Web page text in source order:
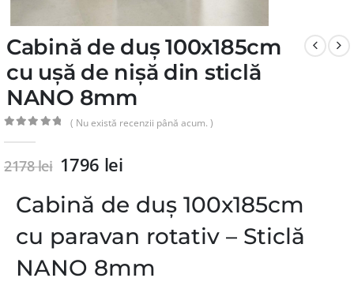
Cabină de duș 100x185cm
cu ușă de nișă din sticlă
NANO 8mm
( Nu există recenzii până acum. )
2178lei 1796 lei
Cabină de duș 100x185cm
cu paravan rotativ – Sticlă
NANO 8mm